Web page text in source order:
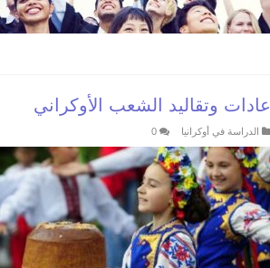
عادات وتقاليد الشعب الأوكراني
الدراسة في أوكرانيا 0